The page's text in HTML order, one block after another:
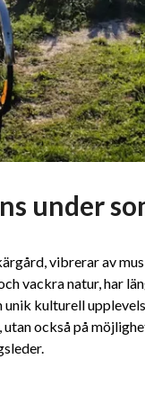
under
vibrerar av
vackra natur, har
kulturell
också på